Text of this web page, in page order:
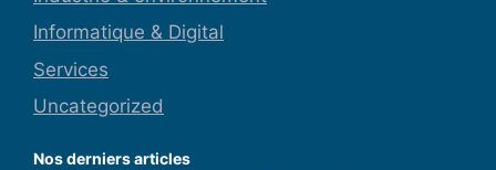
Informatique & Digital
Services
Uncategorized
Nos derniers articles